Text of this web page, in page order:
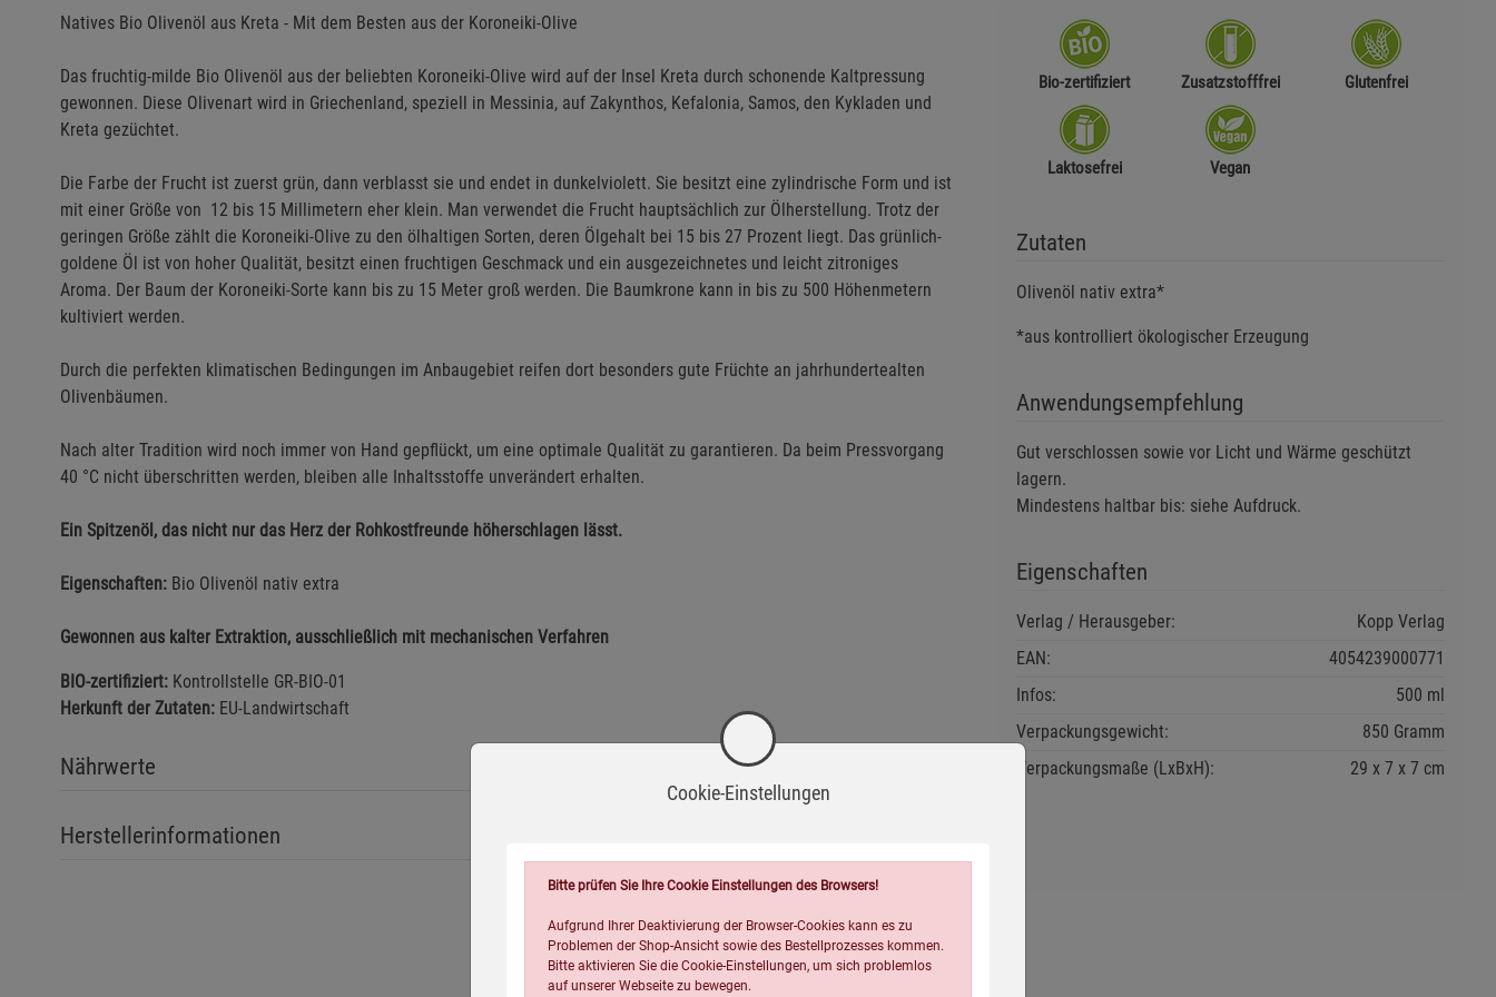
Natives Bio Olivenöl aus Kreta - Mit dem Besten aus der Koroneiki-Olive
Das fruchtig-milde Bio Olivenöl aus der beliebten Koroneiki-Olive wird auf der Insel Kreta durch schonende Kaltpressung
gewonnen. Diese Olivenart wird in Griechenland, speziell in Messinia, auf Zakynthos, Kefalonia, Samos, den Kykladen und
Kreta gezüchtet.
Die Farbe der Frucht ist zuerst grün, dann verblasst sie und endet in dunkelviolett. Sie besitzt eine zylindrische Form und ist
mit einer Größe von 12 bis 15 Millimetern eher klein. Man verwendet die Frucht hauptsächlich zur Ölherstellung. Trotz der
geringen Größe zählt die Koroneiki-Olive zu den ölhaltigen Sorten, deren Ölgehalt bei 15 bis 27 Prozent liegt. Das grünlich-
goldene Öl ist von hoher Qualität, besitzt einen fruchtigen Geschmack und ein ausgezeichnetes und leicht zitroniges
Aroma. Der Baum der Koroneiki-Sorte kann bis zu 15 Meter groß werden. Die Baumkrone kann in bis zu 500 Höhenmetern
kultiviert werden.
Durch die perfekten klimatischen Bedingungen im Anbaugebiet reifen dort besonders gute Früchte an jahrhundertealten
Olivenbäumen.
Nach alter Tradition wird noch immer von Hand gepflückt, um eine optimale Qualität zu garantieren. Da beim Pressvorgang
40 °C nicht überschritten werden, bleiben alle Inhaltsstoffe unverändert erhalten.
Ein Spitzenöl, das nicht nur das Herz der Rohkostfreunde höherschlagen lässt.
Eigenschaften: Bio Olivenöl nativ extra
Gewonnen aus kalter Extraktion, ausschließlich mit mechanischen Verfahren
BIO-zertifiziert: Kontrollstelle GR-BIO-01
Herkunft der Zutaten: EU-Landwirtschaft
Nährwerte
Herstellerinformationen
Bio-zertifiziert Zusatzstofffrei Glutenfrei
Laktosefrei Vegan
Zutaten
Olivenöl nativ extra*
*aus kontrolliert ökologischer Erzeugung
Anwendungsempfehlung
Gut verschlossen sowie vor Licht und Wärme geschützt
lagern.
Mindestens haltbar bis: siehe Aufdruck.
Eigenschaften
Verlag / Herausgeber:
Kopp Verlag
EAN:
4054239000771
Infos:
500 ml
Verpackungsgewicht:
850 Gramm
Verpackungsmaße (LxBxH):
29 7 7 cm
Wird oft zusammen bestellt:
Cookie-Einstellungen
Bitte prüfen Sie Ihre Cookie Einstellungen des Browsers!
Aufgrund Ihrer Deaktivierung der Browser-Cookies kann es zu
Problemen der Shop-Ansicht sowie des Bestellprozesses kommen.
Bitte aktivieren Sie die Cookie-Einstellungen, um sich problemlos
auf unserer Webseite zu bewegen.